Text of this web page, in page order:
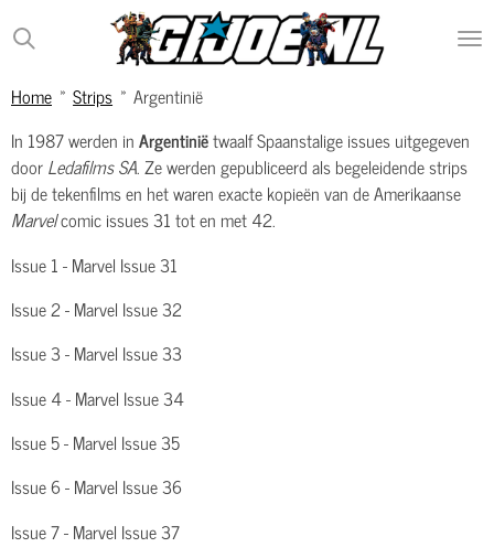
Ga
direct
de
Home » Strips » Argentinië
In 1987 werden inArgentiniëtwaalf Spaanstalige issues uitgegeven
doorLedafilms SA. Ze werden gepubliceerd als begeleidende strips
bij de tekenfilms en het waren exacte kopieën van de Amerikaanse
Marvelcomic issues 31 tot en met 42.
Issue 1 - Marvel Issue 31
Issue 2 - Marvel Issue 32
Issue 3 - Marvel Issue 33
Issue 4 - Marvel Issue 34
Issue 5 - Marvel Issue 35
Issue 6 - Marvel Issue 36
Issue 7 - Marvel Issue 37